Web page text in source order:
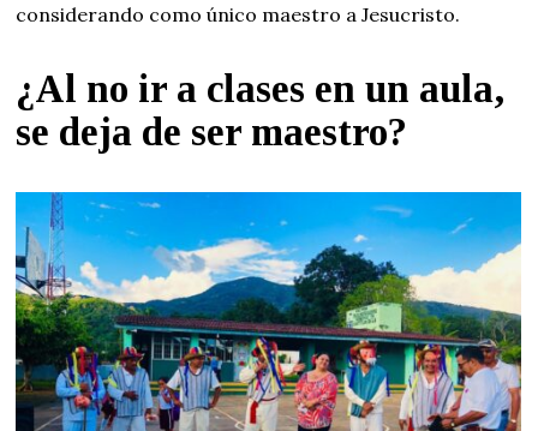
considerando como único maestro a Jesucristo.
¿Al no ir a clases en un aula,
se deja de ser maestro?